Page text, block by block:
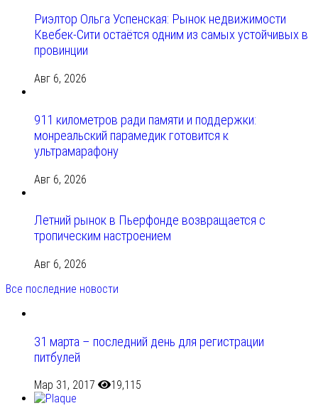
Риэлтор Ольга Успенская: Рынок недвижимости
Квебек-Сити остаётся одним из самых устойчивых в
провинции
Авг 6, 2026
911 километров ради памяти и поддержки:
монреальский парамедик готовится к
ультрамарафону
Авг 6, 2026
Летний рынок в Пьерфонде возвращается с
тропическим настроением
Авг 6, 2026
Все последние новости
31 марта – последний день для регистрации
питбулей
Мар 31, 2017 19,115